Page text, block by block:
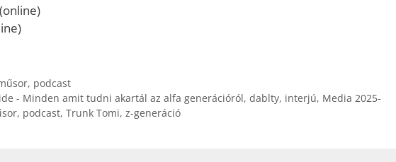
, podcast
- Minden amit tudni akartál az alfa generációról, dablty, interjú, Media 2025-
, podcast, Trunk Tomi, z-generáció